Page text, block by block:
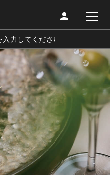
やかに生きるハイエンド
シュー満載のメディア。
ーに溺愛、未知の幅広い
んだ経験、知見を余裕をも
シャルに寄り添いたい。
プレゼント
インテリア
アイメイク